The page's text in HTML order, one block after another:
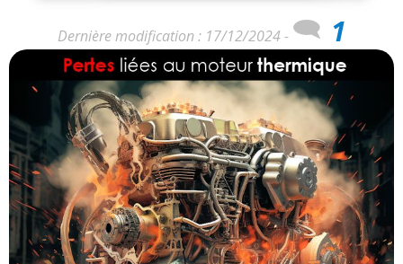
Pertes thermiques
Pertes par échappement
Rendement
Plus de 100% de perte en cumulé ?
Conclusion
Dernière modification : 17/12/2024 - 1